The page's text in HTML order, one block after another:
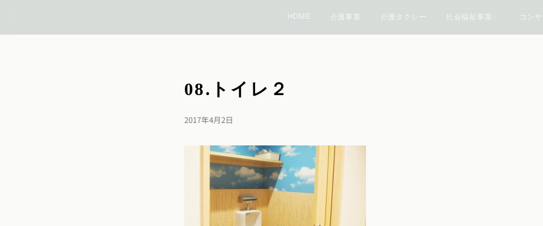
HOME 介護事業 介護タクシー 社会福祉事業 コン
08.トイレ２
2017年4月2日